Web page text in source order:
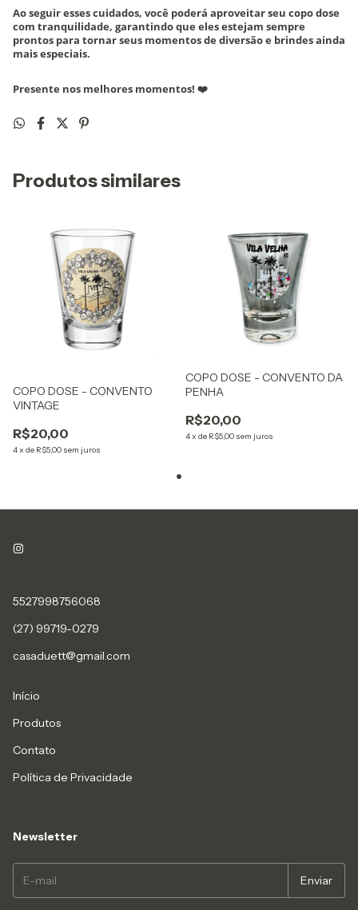
Ao seguir esses cuidados, você poderá aproveitar seu copo dose
com tranquilidade, garantindo que eles estejam sempre
prontos para tornar seus momentos de diversão e brindes ainda
mais especiais.
Presente nos melhores momentos! ❤️
Produtos similares
COPO DOSE - CONVENTO
VINTAGE
R$20,00
4x de R$5,00 sem juros
COPO DOSE - CONVENTO DA
PENHA
R$20,00
4x de R$5,00 sem juros
5527998756068
(27) 99719-0279
casaduett@gmail.com
Início
Produtos
Contato
Política de Privacidade
Newsletter